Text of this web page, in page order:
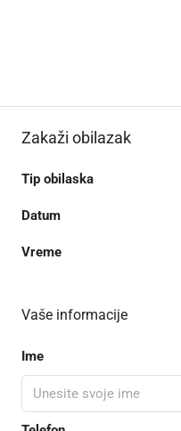
Zakaži obilazak
Tip obilaska
Datum
Vreme
Vaše informacije
Ime